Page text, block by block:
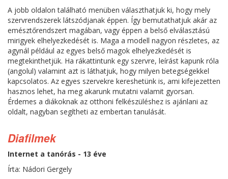
A jobb oldalon található menüben választhatjuk ki, hogy mely
szervrendszerek látszódjanak éppen. Így bemutathatjuk akár az
emésztőrendszert magában, vagy éppen a belső elválasztású
mirigyek elhelyezkedését is. Maga a modell nagyon részletes, az
agynál például az egyes belső magok elhelyezkedését is
megtekinthetjük. Ha rákattintunk egy szervre, leírást kapunk róla
(angolul) valamint azt is láthatjuk, hogy milyen betegségekkel
kapcsolatos. Az egyes szervekre kereshetünk is, ami kifejezetten
hasznos lehet, ha meg akarunk mutatni valamit gyorsan.
Érdemes a diákoknak az otthoni felkészüléshez is ajánlani az
oldalt, nagyban segítheti az embertan tanulását.
Diafilmek
Internet a tanórás - 13 éve
Írta: Nádori Gergely